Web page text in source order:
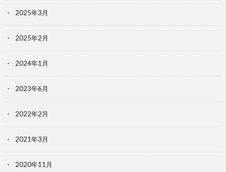
2025年3月
2025年2月
2024年1月
2023年6月
2022年2月
2021年3月
2020年11月